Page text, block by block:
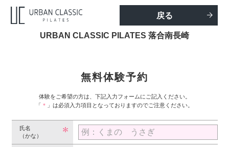
戻る
URBAN CLASSIC PILATES 落合南長崎
無料体験予約
体験をご希望の方は、下記入力フォームにご記入ください。
「 ＊ 」は必須入力項目となっておりますのでご注意ください。
氏名
（かな）